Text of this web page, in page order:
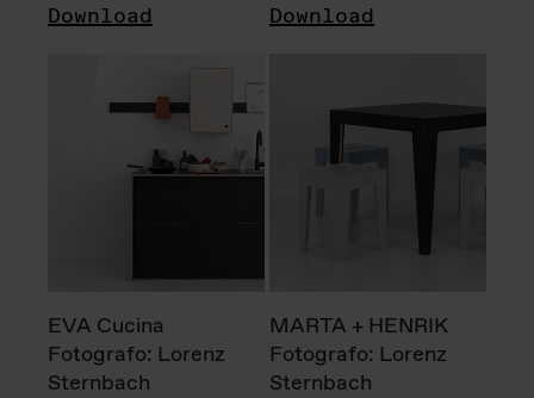
Download Download
EVA Cucina
Fotografo: Lorenz
Sternbach
MARTA + HENRIK
Fotografo: Lorenz
Sternbach